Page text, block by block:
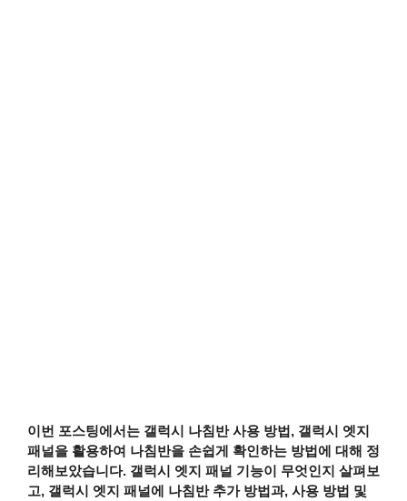
이번 포스팅에서는 갤럭시 나침반 사용 방법, 갤럭시 엣지
패널을 활용하여 나침반을 손쉽게 확인하는 방법에 대해 정
리해보았습니다. 갤럭시 엣지 패널 기능이 무엇인지 살펴보
고, 갤럭시 엣지 패널에 나침반 추가 방법과, 사용 방법 및